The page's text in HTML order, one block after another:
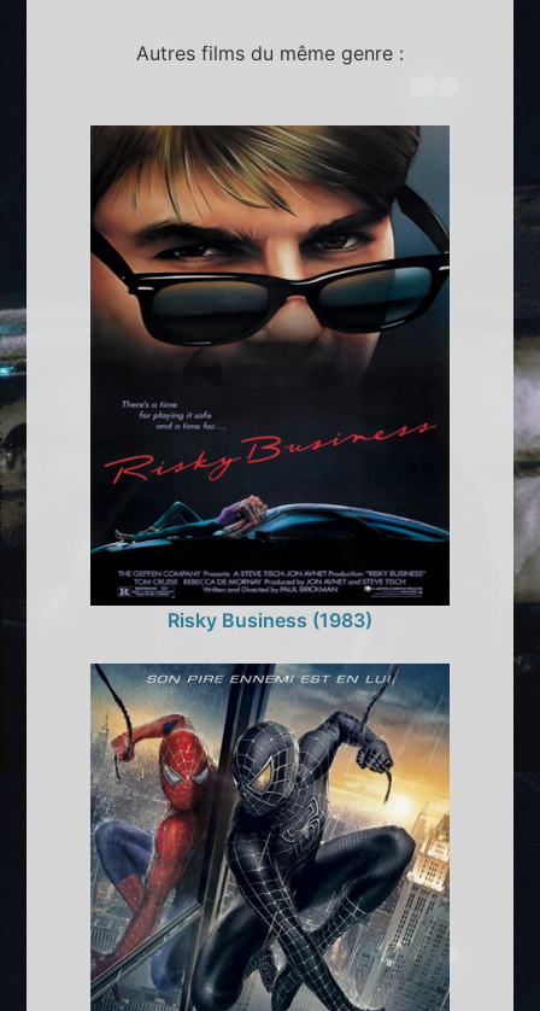
Autres films du même genre :
Risky Business (1983)